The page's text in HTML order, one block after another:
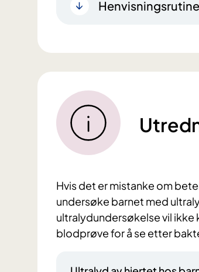
Hvis det er mistanke om
undersøke barnet med
ultralydundersøkelse vil
blodprøve for å se etter